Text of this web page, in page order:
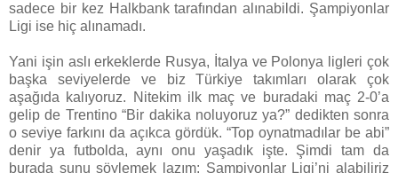
sadece bir kez Halkbank tarafından alınabildi. Şampiyonlar
Ligi ise hiç alınamadı.
Yani işin aslı erkeklerde Rusya, İtalya ve Polonya ligleri çok
başka seviyelerde ve biz Türkiye takımları olarak çok
aşağıda kalıyoruz. Nitekim ilk maç ve buradaki maç 2-0’a
gelip de Trentino “Bir dakika noluyoruz ya?” dedikten sonra
o seviye farkını da açıkca gördük. “Top oynatmadılar be abi”
denir ya futbolda, aynı onu yaşadık işte. Şimdi tam da
burada şunu söylemek lazım: Şampiyonlar Ligi’ni alabiliriz